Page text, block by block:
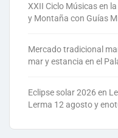
XXII Ciclo Músicas en
y Montaña con Guías
Mercado tradicional
mar y estancia en el
Eclipse solar 2026 en
Lerma 12 agosto y